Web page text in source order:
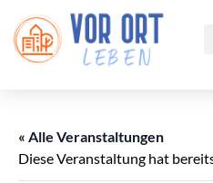
« Alle Veranstaltungen
Diese Veranstaltung hat